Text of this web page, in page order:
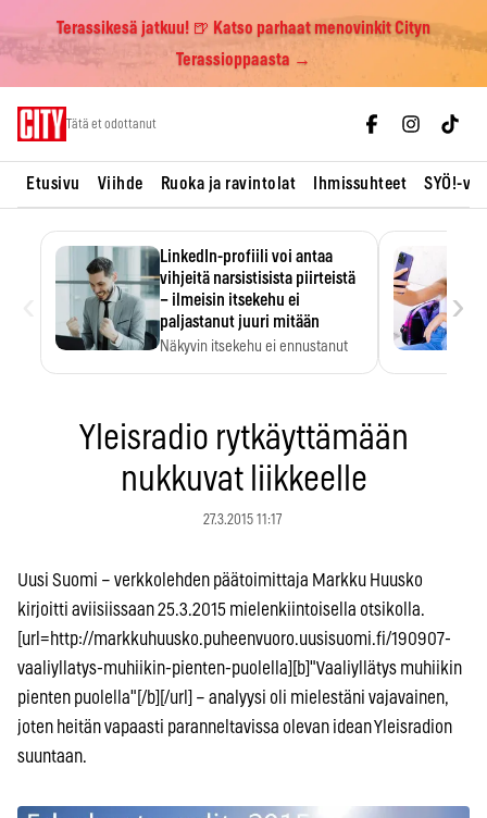
Terassikesä jatkuu! 🍺 Katso parhaat menovinkit Cityn
Terassioppaasta →
Tätä et odottanut
Etusivu Viihde Ruoka ja ravintolat Ihmissuhteet SYÖ!-
LinkedIn-profiili voi antaa
vihjeitä narsistisista piirteistä
– ilmeisin itsekehu ei
paljastanut juuri mitään
Näkyvin itsekehu ei ennustanut
›
Yleisradio rytkäyttämään
nukkuvat liikkeelle
27.3.2015 11:17
Uusi Suomi – verkkolehden päätoimittaja Markku Huusko
kirjoitti aviisiissaan 25.3.2015 mielenkiintoisella otsikolla.
[url=http://markkuhuusko.puheenvuoro.uusisuomi.fi/190907-
vaaliyllatys-muhiikin-pienten-puolella][b]"Vaaliyllätys muhiikin
pienten puolella"[/b][/url] – analyysi oli mielestäni vajavainen,
joten heitän vapaasti paranneltavissa olevan idean Yleisradion
suuntaan.